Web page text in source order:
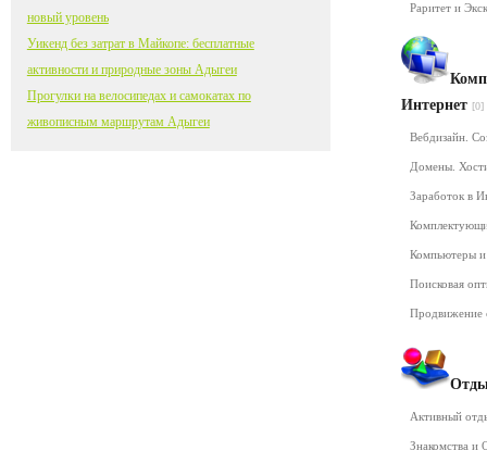
Раритет и
Интернет [0]
Вебдизайн.
Домены.
Заработок в
Компьютеры
Поисковая
Продвижение
Активный
Знакомства и
новый уровень
Уикенд без затрат в Майкопе: бесплатные
активности и природные зоны Адыгеи
Прогулки на велосипедах и самокатах по
живописным маршрутам Адыгеи